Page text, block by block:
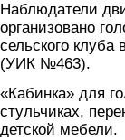
Наблюдатели
организовано
сельского клуба
(УИК №463).
«Кабинка» для
стульчиках,
детской мебели.